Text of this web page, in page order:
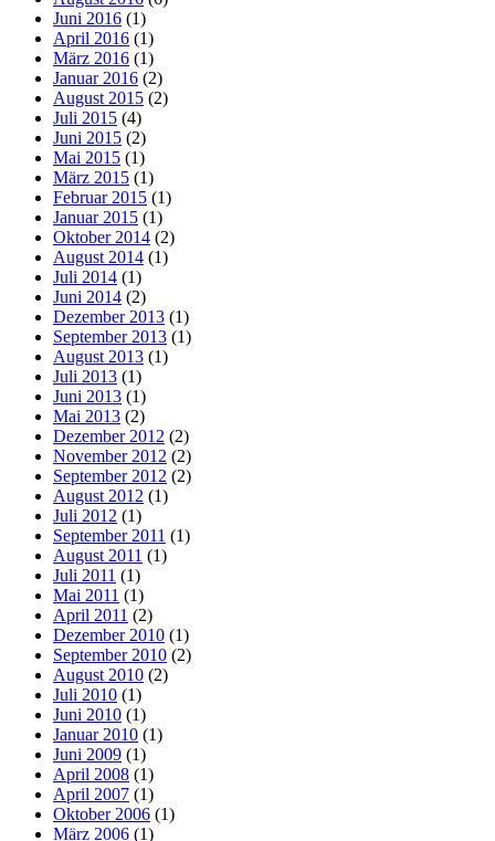
Juni 2016 (1)
April 2016 (1)
März 2016 (1)
Januar 2016 (2)
August 2015 (2)
Juli 2015 (4)
Juni 2015 (2)
Mai 2015 (1)
März 2015 (1)
Februar 2015 (1)
Januar 2015 (1)
Oktober 2014 (2)
August 2014 (1)
Juli 2014 (1)
Juni 2014 (2)
Dezember 2013 (1)
September 2013 (1)
August 2013 (1)
Juli 2013 (1)
Juni 2013 (1)
Mai 2013 (2)
Dezember 2012 (2)
November 2012 (2)
September 2012 (2)
August 2012 (1)
Juli 2012 (1)
September 2011 (1)
August 2011 (1)
Juli 2011 (1)
Mai 2011 (1)
April 2011 (2)
Dezember 2010 (1)
September 2010 (2)
August 2010 (2)
Juli 2010 (1)
Juni 2010 (1)
Januar 2010 (1)
Juni 2009 (1)
April 2008 (1)
April 2007 (1)
Oktober 2006 (1)
März 2006 (1)